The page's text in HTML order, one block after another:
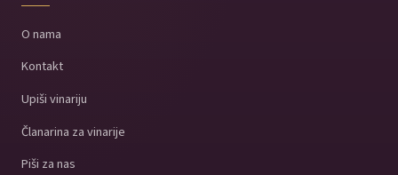
O nama
Kontakt
Upiši vinariju
Članarina za vinarije
Piši za nas